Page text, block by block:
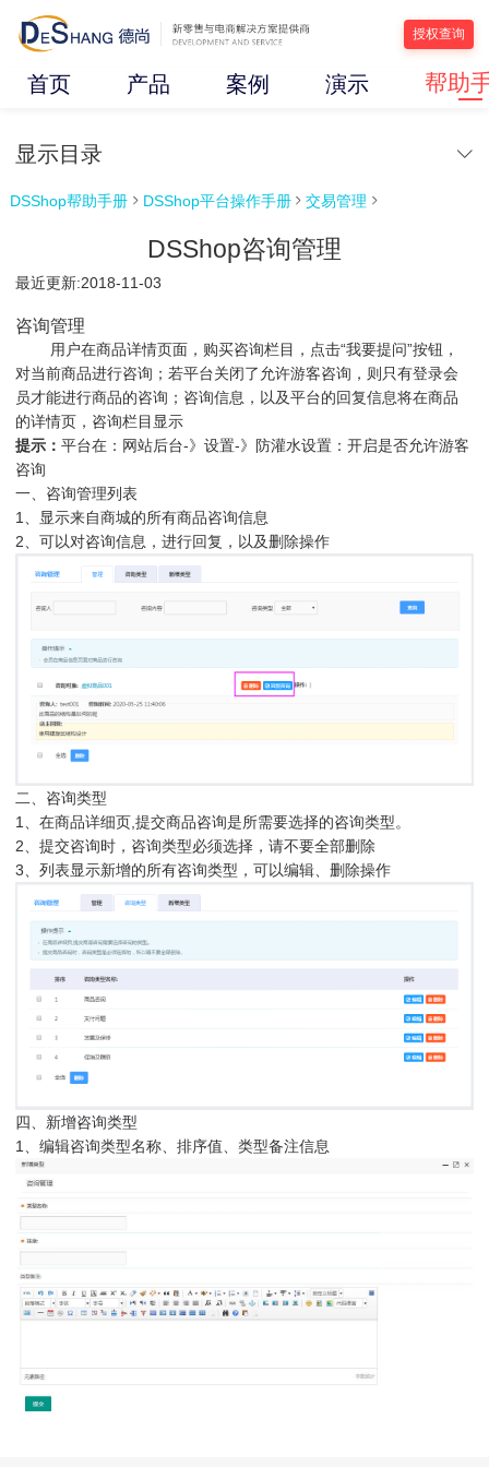
授权查询
首页 产品 案例 演示 帮助
显示目录
DSShop帮助手册  DSShop平台操作手册  交易管理 
DSShop咨询管理
最近更新:2018-11-03
咨询管理
用户在商品详情页面，购买咨询栏目，点击“我要提问”按钮，
对当前商品进行咨询；若平台关闭了允许游客咨询，则只有登录会
员才能进行商品的咨询；咨询信息，以及平台的回复信息将在商品
的详情页，咨询栏目显示
提示：平台在：网站后台-》设置-》防灌水设置：开启是否允许游客
咨询
一、咨询管理列表
1、显示来自商城的所有商品咨询信息
2、可以对咨询信息，进行回复，以及删除操作
二、咨询类型
1、在商品详细页,提交商品咨询是所需要选择的咨询类型。
2、提交咨询时，咨询类型必须选择，请不要全部删除
3、列表显示新增的所有咨询类型，可以编辑、删除操作
四、新增咨询类型
1、编辑咨询类型名称、排序值、类型备注信息